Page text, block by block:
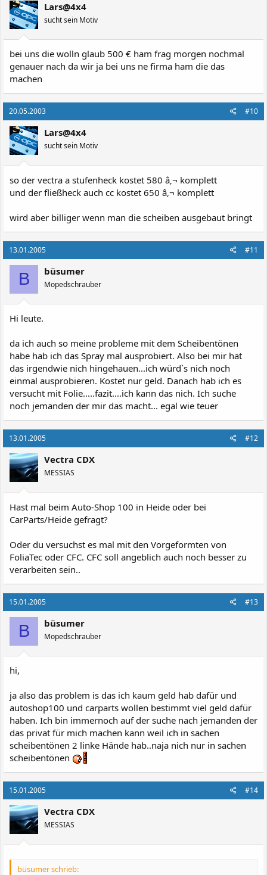
Lars@4x4
sucht sein Motiv
bei uns die wolln glaub 500 € ham frag morgen nochmal
genauer nach da wir ja bei uns ne firma ham die das
machen
20.05.2003 #10
Lars@4x4
sucht sein Motiv
so der vectra a stufenheck kostet 580 â‚¬ komplett
und der fließheck auch cc kostet 650 â‚¬ komplett
wird aber billiger wenn man die scheiben ausgebaut bringt
13.01.2005 #11
B büsumer
Mopedschrauber
Hi leute.
da ich auch so meine probleme mit dem Scheibentönen
habe hab ich das Spray mal ausprobiert. Also bei mir hat
das irgendwie nich hingehauen...ich würd`s nich noch
einmal ausprobieren. Kostet nur geld. Danach hab ich es
versucht mit Folie.....fazit....ich kann das nich. Ich suche
noch jemanden der mir das macht... egal wie teuer
13.01.2005 #12
Vectra CDX
MESSIAS
Hast mal beim Auto-Shop 100 in Heide oder bei
CarParts/Heide gefragt?
Oder du versuchst es mal mit den Vorgeformten von
FoliaTec oder CFC. CFC soll angeblich auch noch besser zu
verarbeiten sein..
15.01.2005 #13
B büsumer
Mopedschrauber
hi,
ja also das problem is das ich kaum geld hab dafür und
autoshop100 und carparts wollen bestimmt viel geld dafür
haben. Ich bin immernoch auf der suche nach jemanden der
das privat für mich machen kann weil ich in sachen
scheibentönen 2 linke Hände hab..naja nich nur in sachen
scheibentönen
15.01.2005 #14
Vectra CDX
MESSIAS
büsumer schrieb: